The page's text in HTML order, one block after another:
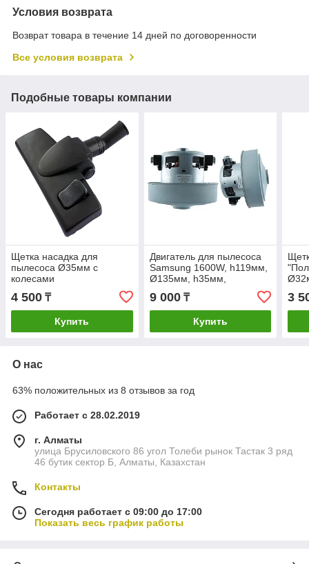
Условия возврата
Возврат товара в течение 14 дней по договоренности
Все условия возврата
Подобные товары компании
Щетка насадка для
пылесоса Ø35мм с
колесами
4 500 ₸
Купить
Двигатель для пылесоса
Samsung 1600W, h119мм,
Ø135мм, h35мм,
POLETRON
9 000₸
Купить
3
О нас
63% положительных из 8 отзывов за год
Работает с 28.02.2019
г. Алматы
улица Брусиловского 86 угол Толеби рынок Тастак 3 ряд
46 бутик сектор Б, Алматы, Казахстан
Контакты
Сегодня работает с 09:00 до 17:00
Показать весь график работы